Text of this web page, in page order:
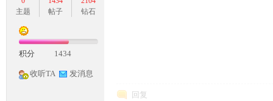
主题
帖子
钻石
积分 1434
收听TA 发消息
回复